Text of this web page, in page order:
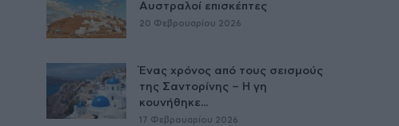
Αυστραλοί επισκέπτες
20 Φεβρουαρίου 2026
Ένας χρόνος από τους σεισμούς
της Σαντορίνης – Η γη
κουνήθηκε...
17 Φεβρουαρίου 2026